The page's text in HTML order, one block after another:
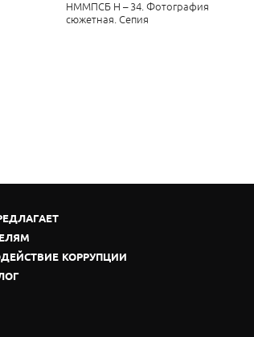
НММПСБ Н – 34. Фотография
сюжетная. Сепия
КОРРУПЦИИ